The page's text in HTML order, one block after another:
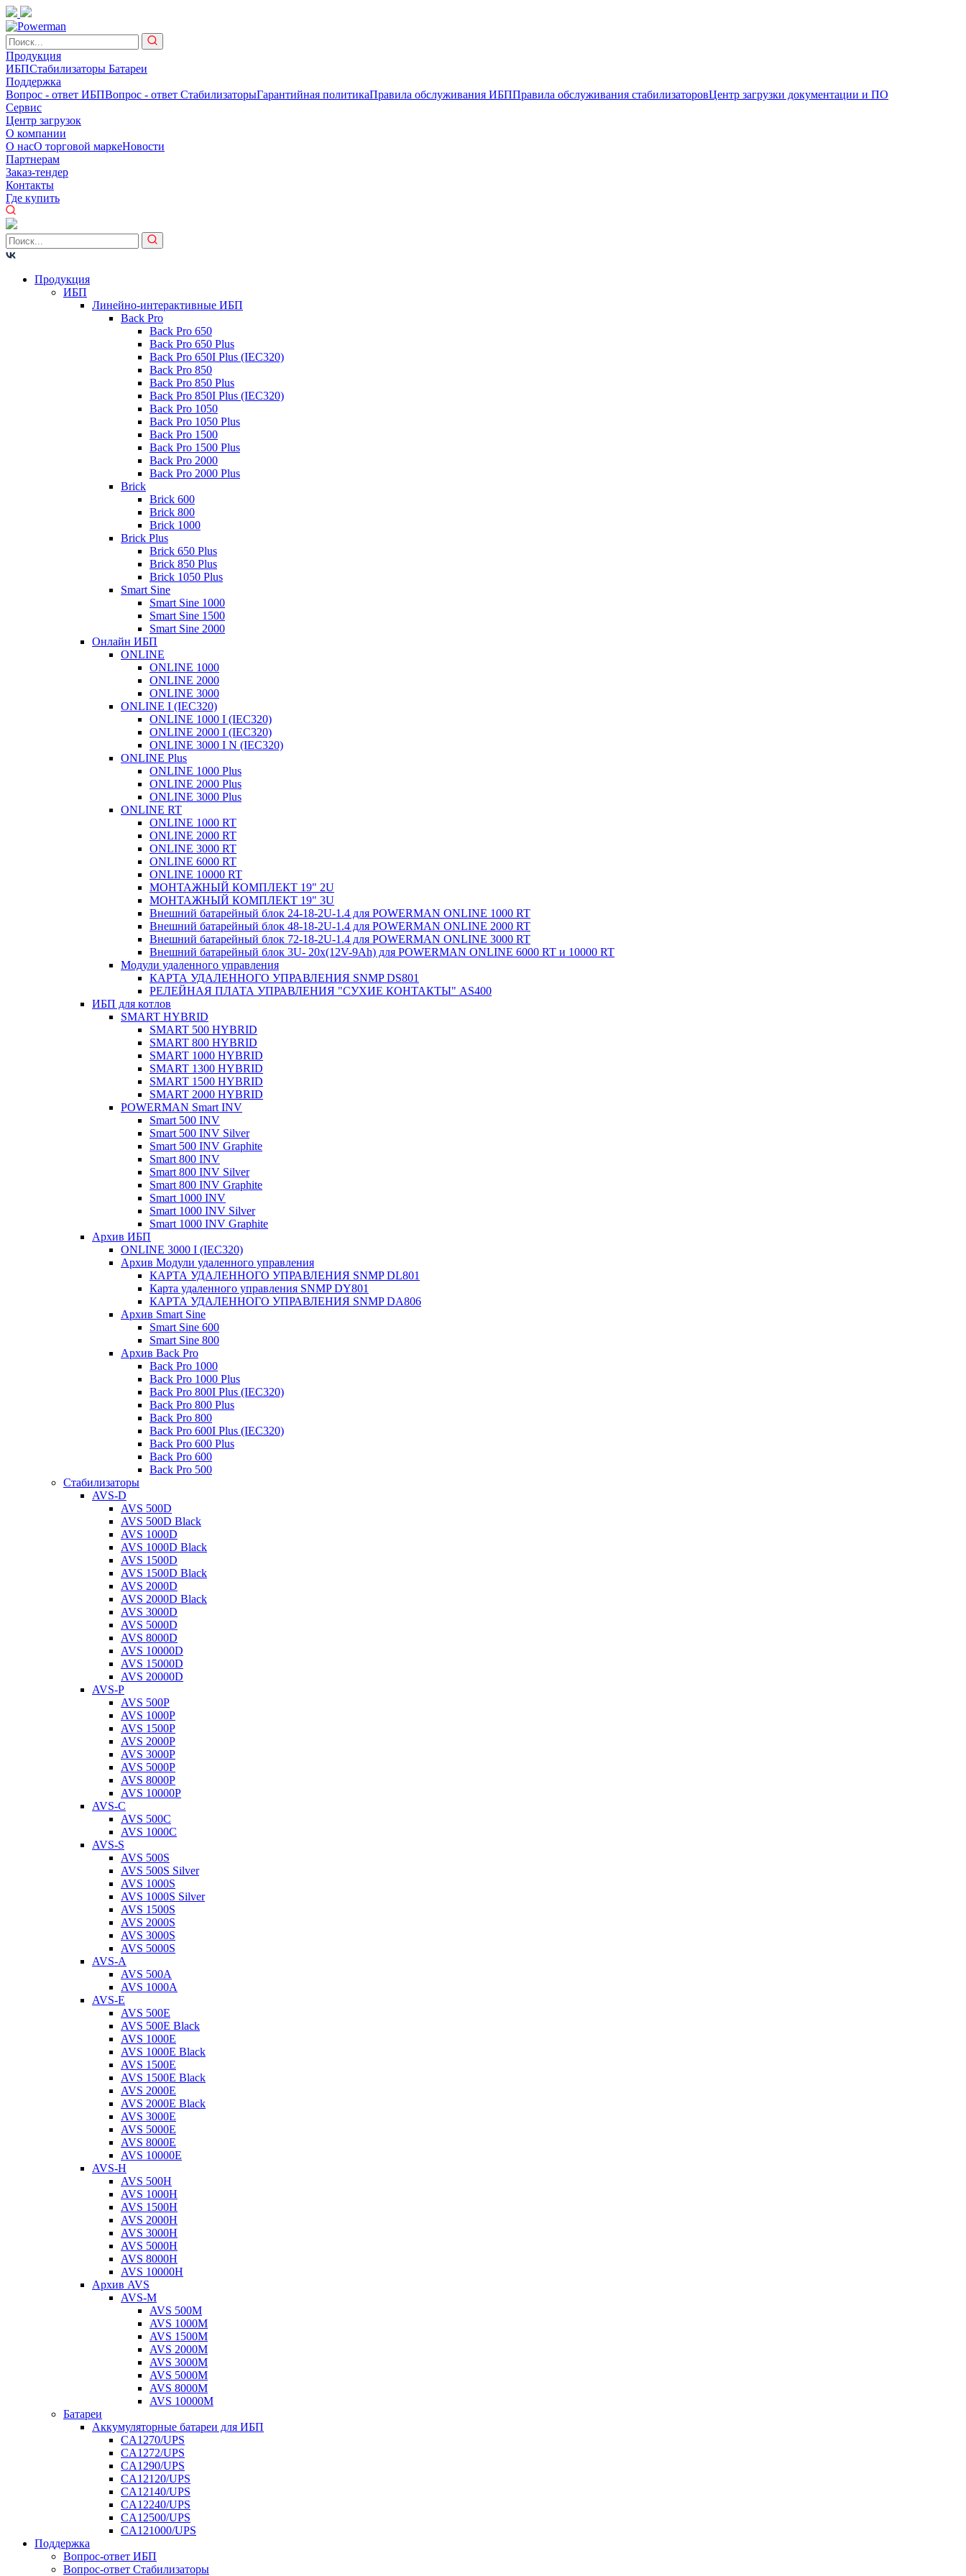
Продукция
ИБПСтабилизаторы Батареи
Поддержка
Вопрос - ответ ИБПВопрос - ответ СтабилизаторыГарантийная политикаПравила обслуживания ИБППравила обслуживания стабилизаторовЦентр загрузки документации и ПО
Сервис
Центр загрузок
О компании
О насО торговой маркеНовости
Партнерам
Заказ-тендер
Контакты
Где купить
Продукция
ИБП
Линейно-интерактивные ИБП
Back Pro
Back Pro 650
Back Pro 650 Plus
Back Pro 650I Plus (IEC320)
Back Pro 850
Back Pro 850 Plus
Back Pro 850I Plus (IEC320)
Back Pro 1050
Back Pro 1050 Plus
Back Pro 1500
Back Pro 1500 Plus
Back Pro 2000
Back Pro 2000 Plus
Brick
Brick 600
Brick 800
Brick 1000
Brick Plus
Brick 650 Plus
Brick 850 Plus
Brick 1050 Plus
Smart Sine
Smart Sine 1000
Smart Sine 1500
Smart Sine 2000
Онлайн ИБП
ONLINE
ONLINE 1000
ONLINE 2000
ONLINE 3000
ONLINE I (IEC320)
ONLINE 1000 I (IEC320)
ONLINE 2000 I (IEC320)
ONLINE 3000 I N (IEC320)
ONLINE Plus
ONLINE 1000 Plus
ONLINE 2000 Plus
ONLINE 3000 Plus
ONLINE RT
ONLINE 1000 RT
ONLINE 2000 RT
ONLINE 3000 RT
ONLINE 6000 RT
ONLINE 10000 RT
МОНТАЖНЫЙ КОМПЛЕКТ 19" 2U
МОНТАЖНЫЙ КОМПЛЕКТ 19" 3U
Внешний батарейный блок 24-18-2U-1.4 для POWERMAN ONLINE 1000 RT
Внешний батарейный блок 48-18-2U-1.4 для POWERMAN ONLINE 2000 RT
Внешний батарейный блок 72-18-2U-1.4 для POWERMAN ONLINE 3000 RT
Внешний батарейный блок 3U- 20x(12V-9Ah) для POWERMAN ONLINE 6000 RT и 10000 RT
Модули удаленного управления
КАРТА УДАЛЕННОГО УПРАВЛЕНИЯ SNMP DS801
РЕЛЕЙНАЯ ПЛАТА УПРАВЛЕНИЯ "СУХИЕ КОНТАКТЫ" AS400
ИБП для котлов
SMART HYBRID
SMART 500 HYBRID
SMART 800 HYBRID
SMART 1000 HYBRID
SMART 1300 HYBRID
SMART 1500 HYBRID
SMART 2000 HYBRID
POWERMAN Smart INV
Smart 500 INV
Smart 500 INV Silver
Smart 500 INV Graphite
Smart 800 INV
Smart 800 INV Silver
Smart 800 INV Graphite
Smart 1000 INV
Smart 1000 INV Silver
Smart 1000 INV Graphite
Архив ИБП
ONLINE 3000 I (IEC320)
Архив Модули удаленного управления
КАРТА УДАЛЕННОГО УПРАВЛЕНИЯ SNMP DL801
Карта удаленного управления SNMP DY801
КАРТА УДАЛЕННОГО УПРАВЛЕНИЯ SNMP DА806
Архив Smart Sine
Smart Sine 600
Smart Sine 800
Архив Back Pro
Back Pro 1000
Back Pro 1000 Plus
Back Pro 800I Plus (IEC320)
Back Pro 800 Plus
Back Pro 800
Back Pro 600I Plus (IEC320)
Back Pro 600 Plus
Back Pro 600
Back Pro 500
Стабилизаторы
AVS-D
AVS 500D
AVS 500D Black
AVS 1000D
AVS 1000D Black
AVS 1500D
AVS 1500D Black
AVS 2000D
AVS 2000D Black
AVS 3000D
AVS 5000D
AVS 8000D
AVS 10000D
AVS 15000D
AVS 20000D
AVS-P
AVS 500P
AVS 1000P
AVS 1500P
AVS 2000P
AVS 3000P
AVS 5000P
AVS 8000P
AVS 10000P
AVS-C
AVS 500C
AVS 1000C
AVS-S
AVS 500S
AVS 500S Silver
AVS 1000S
AVS 1000S Silver
AVS 1500S
AVS 2000S
AVS 3000S
AVS 5000S
AVS-A
AVS 500A
AVS 1000A
AVS-E
AVS 500E
AVS 500E Black
AVS 1000E
AVS 1000E Black
AVS 1500E
AVS 1500E Black
AVS 2000E
AVS 2000E Black
AVS 3000E
AVS 5000E
AVS 8000E
AVS 10000E
AVS-H
AVS 500H
AVS 1000H
AVS 1500H
AVS 2000H
AVS 3000H
AVS 5000H
AVS 8000H
AVS 10000H
Архив AVS
AVS-M
AVS 500M
AVS 1000M
AVS 1500M
AVS 2000M
AVS 3000M
AVS 5000M
AVS 8000M
AVS 10000M
Батареи
Аккумуляторные батареи для ИБП
CA1270/UPS
CA1272/UPS
CA1290/UPS
CA12120/UPS
CA12140/UPS
CA12240/UPS
CA12500/UPS
CA121000/UPS
Поддержка
Вопрос-ответ ИБП
Вопрос-ответ Стабилизаторы